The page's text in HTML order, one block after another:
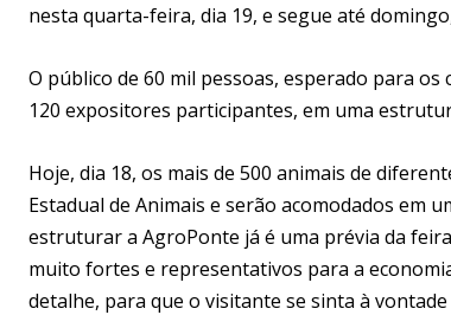
nesta quarta-feira, dia 19, e segue até
O público de 60 mil pessoas, esperado para
120 expositores participantes, em uma
Hoje, dia 18, os mais de 500 animais de
Estadual de Animais e serão acomodados em
estruturar a AgroPonte já é uma prévia da
muito fortes e representativos para a
detalhe, para que o visitante se sinta à